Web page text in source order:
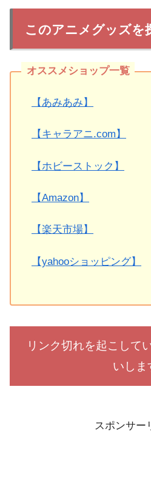
このアニメグッズを
【あみあみ】
【キャラアニ.com】
【ホビーストック】
【Amazon】
【楽天市場】
【yahooショッピング】
リンク切れを起こして
いしま
スポンサー